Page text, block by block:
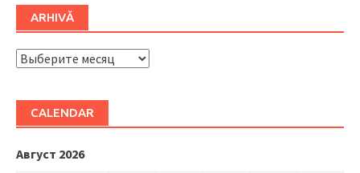
ARHIVĂ
ARHIVĂ
CALENDAR
Август 2026